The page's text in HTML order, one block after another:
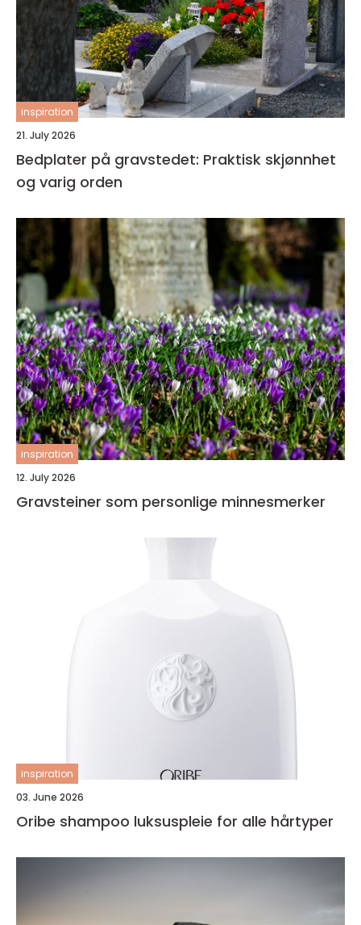
inspiration
21. July 2026
Bedplater på gravstedet: Praktisk skjønnhet
og varig orden
inspiration
12. July 2026
Gravsteiner som personlige minnesmerker
inspiration
03. June 2026
Oribe shampoo luksuspleie for alle hårtyper